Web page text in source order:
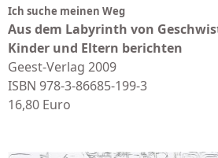
Ich suche meinen Weg
Aus dem Labyrinth von
Kinder und Eltern berichten
Geest-Verlag 2009
ISBN 978-3-86685-199-3
16,80 Euro